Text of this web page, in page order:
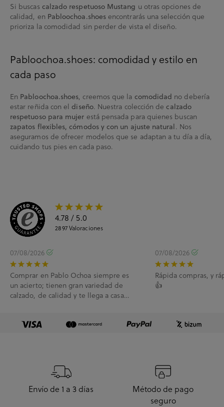
Si buscas calzado respetuoso Mustang u otras opciones de
calidad, en Pabloochoa.shoesencontrarás una selección que
prioriza la comodidad sin perder de vista el diseño.
Pabloochoa.shoes: comodidad y estilo en
cada paso
En Pabloochoa.shoes, creemos que la comodidad no debería
estar reñida con eldiseño. Nuestra colección decalzado
respetuoso para mujer está pensada para quienes buscan
zapatos flexibles, cómodos y con un ajuste natural. Nos
aseguramos de ofrecer modelos que se adaptan a tu día a día,
cuidando tus pies en cada paso.
4.78 / 5.0
2897Valoraciones
07/08/2026
Comprar en Pablo Ochoa siempre es
un acierto; tienen gran variedad de
calzado, de calidad y te llega a casa
07/08/2026
Rápida compras, y
👍
Envío de 1 a 3 días
Método de pago
seguro